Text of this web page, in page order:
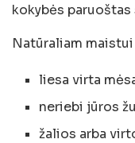
kokybės paruoštas
Natūraliam
liesa virta
neriebi jūros
žalios arba